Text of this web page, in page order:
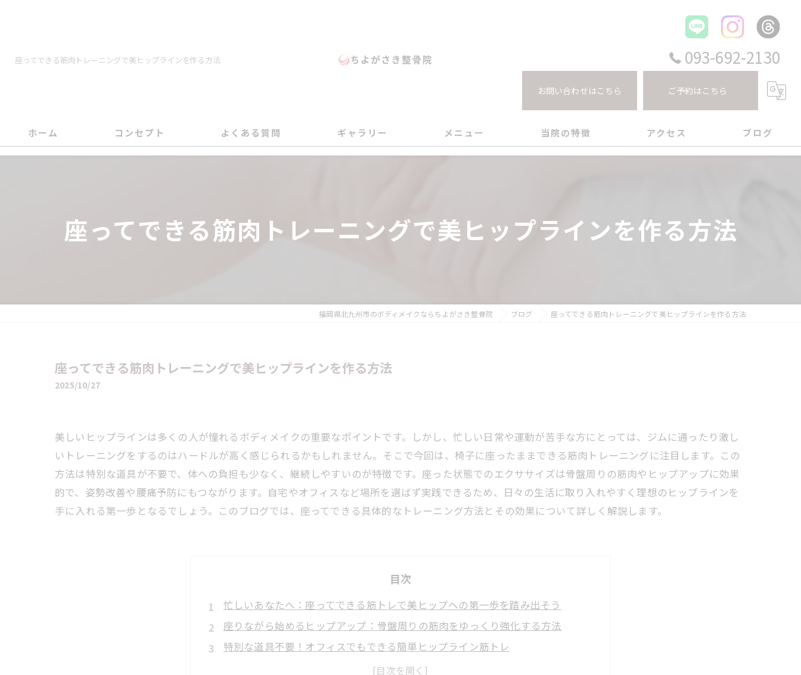
座ってできる筋肉トレーニングで美ヒップラインを作る方法 093-692-2130
お問い合わせはこちら ご予約はこちら
ホーム コンセプト よくある質問 ギャラリー メニュー 当院の特徴
美尻
アクセス ブログ
座ってできる筋肉トレーニングで美ヒップラインを作る方法
福岡県北九州市のボディメイクならちよがさき整骨院 ブログ 座ってできる筋肉トレーニングで美ヒップラインを作る方法
座ってできる筋肉トレーニングで美ヒップラインを作る方法
2025/10/27
美しいヒップラインは多くの人が憧れるボディメイクの重要なポイントです。しかし、忙しい日常や運動が苦手な方にとっては、ジムに通ったり激し
いトレーニングをするのはハードルが高く感じられるかもしれません。そこで今回は、椅子に座ったままできる筋肉トレーニングに注目します。この
方法は特別な道具が不要で、体への負担も少なく、継続しやすいのが特徴です。座った状態でのエクササイズは骨盤周りの筋肉やヒップアップに効果
的で、姿勢改善や腰痛予防にもつながります。自宅やオフィスなど場所を選ばず実践できるため、日々の生活に取り入れやすく理想のヒップラインを
手に入れる第一歩となるでしょう。このブログでは、座ってできる具体的なトレーニング方法とその効果について詳しく解説します。
目次
忙しいあなたへ：座ってできる筋トレで美ヒップへの第一歩を踏み出そう
座りながら始めるヒップアップ：骨盤周りの筋肉をゆっくり強化する方法
特別な道具不要！オフィスでもできる簡単ヒップライン筋トレ
継続のコツと効果実感：座ったままトレーニングで姿勢改善と腰痛予防を目指す